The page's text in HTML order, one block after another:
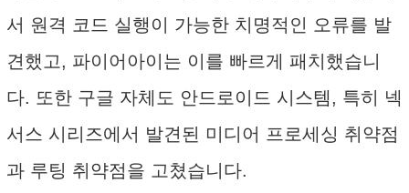
서 원격 코드 실행이 가능한 치명적인 오류를 발
견했고, 파이어아이는 이를 빠르게 패치했습니
다. 또한 구글 자체도 안드로이드 시스템, 특히 넥
서스 시리즈에서 발견된 미디어 프로세싱 취약점
과 루팅 취약점을 고쳤습니다.